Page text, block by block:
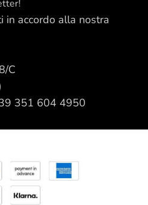
in accordo alla nostra
C
351 604 4950